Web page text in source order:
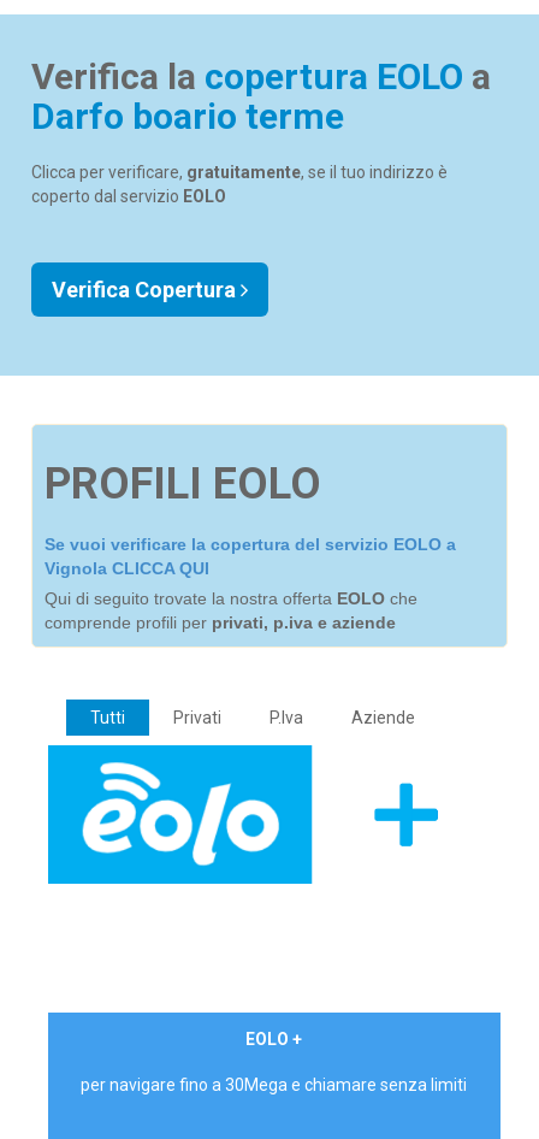
Verifica la copertura EOLO a
Darfo boario terme
Clicca per verificare, gratuitamente, se il tuo indirizzo è
coperto dal servizio EOLO
Verifica Copertura
PROFILI EOLO
Se vuoi verificare la copertura del servizio EOLO a
Vignola CLICCA QUI
Qui di seguito trovate la nostra offerta EOLO che
comprende profili per privati, p.iva e aziende
Tutti Privati P.Iva Aziende
EOLO +
per navigare fino a 30Mega e chiamare senza limiti